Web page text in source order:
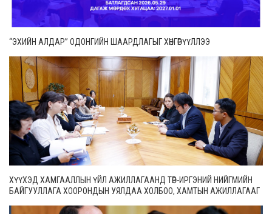
“ЭХИЙН АЛДАР” ОДОНГИЙН ШААРДЛАГЫГ ХӨНГӨРҮҮЛЛЭЭ
ХҮҮХЭД ХАМГААЛЛЫН ҮЙЛ АЖИЛЛАГААНД ТӨР-ИРГЭНИЙ НИЙГМИЙН
БАЙГУУЛЛАГА ХООРОНДЫН УЯЛДАА ХОЛБОО, ХАМТЫН АЖИЛЛАГААГ